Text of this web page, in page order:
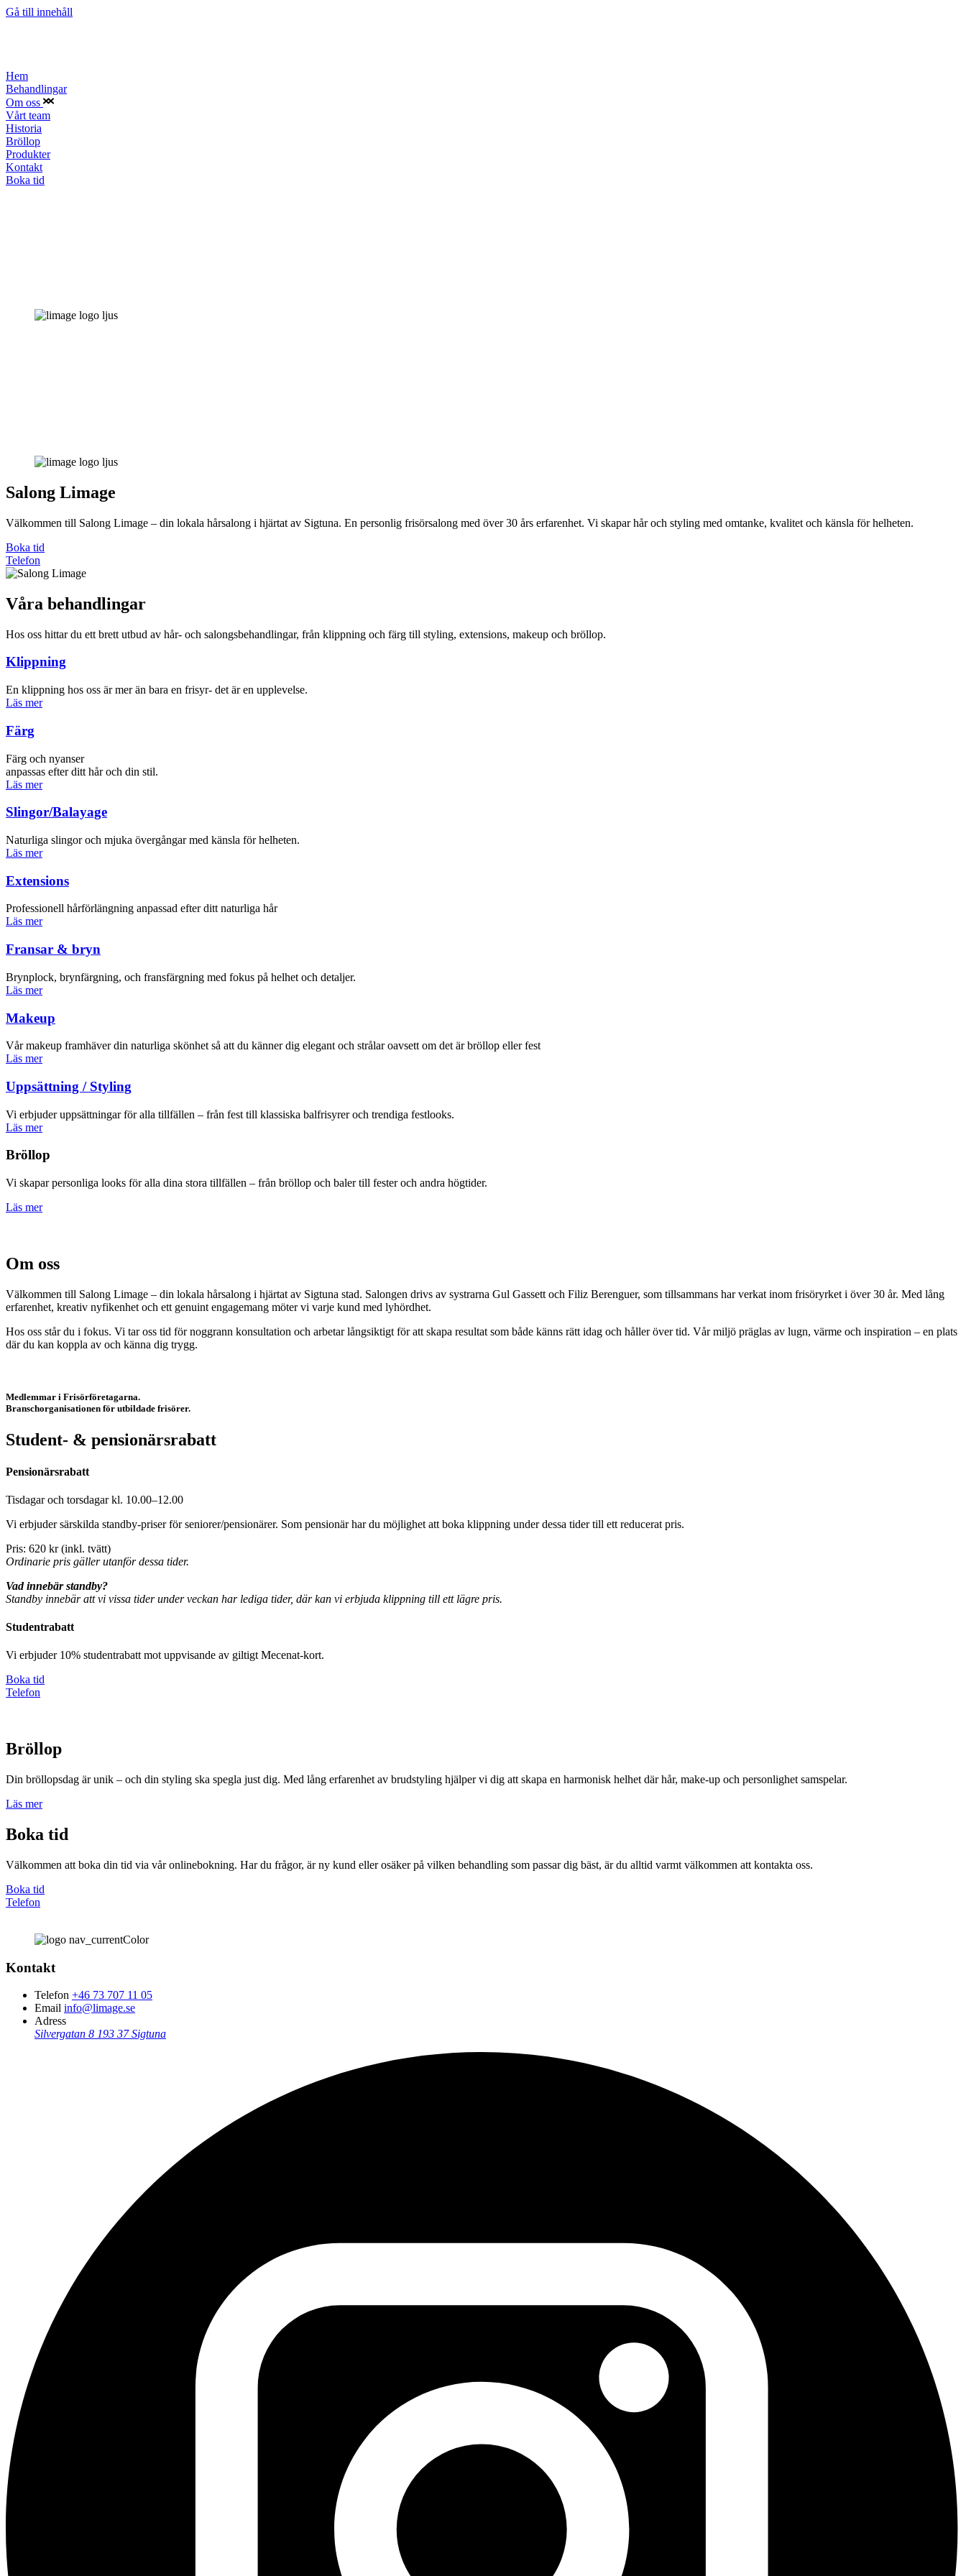
Gå till innehåll
Hem
Behandlingar
Om oss
Vårt team
Historia
Bröllop
Produkter
Kontakt
Boka tid
Salong Limage
Välkommen till Salong Limage – din lokala hårsalong i hjärtat av Sigtuna. En personlig frisörsalong med över 30 års erfarenhet. Vi skapar hår och styling med omtanke, kvalitet och känsla för helheten.
Boka tid
Telefon
Våra behandlingar
Hos oss hittar du ett brett utbud av hår- och salongsbehandlingar, från klippning och färg till styling, extensions, makeup och bröllop.
Klippning
En klippning hos oss är mer än bara en frisyr- det är en upplevelse.
Läs mer
Färg
Färg och nyanser
anpassas efter ditt hår och din stil.
Läs mer
Slingor/­­Balayage
Naturliga slingor och mjuka övergångar med känsla för helheten.
Läs mer
Extensions
Professionell hårförlängning anpassad efter ditt naturliga hår
Läs mer
Fransar & bryn
Brynplock, brynfärgning, och fransfärgning med fokus på helhet och detaljer.
Läs mer
Makeup
Vår makeup framhäver din naturliga skönhet så att du känner dig elegant och strålar oavsett om det är bröllop eller fest
Läs mer
Uppsättning / Styling
Vi erbjuder uppsättningar för alla tillfällen – från fest till klassiska balfrisyrer och trendiga festlooks.
Läs mer
Bröllop
Vi skapar personliga looks för alla dina stora tillfällen – från bröllop och baler till fester och andra högtider.
Läs mer
Om oss
Välkommen till Salong Limage – din lokala hårsalong i hjärtat av Sigtuna stad. Salongen drivs av systrarna Gul Gassett och Filiz Berenguer, som tillsammans har verkat inom frisöryrket i över 30 år. Med lång
erfarenhet, kreativ nyfikenhet och ett genuint engagemang möter vi varje kund med lyhördhet.
Hos oss står du i fokus. Vi tar oss tid för noggrann konsultation och arbetar långsiktigt för att skapa resultat som både känns rätt idag och håller över tid. Vår miljö präglas av lugn, värme och inspiration – en plats
där du kan koppla av och känna dig trygg.
Medlemmar i Frisörföretagarna.
Branschorganisationen för utbildade frisörer.
Student- & pensionärs­rabatt
Pensionärsrabatt
Tisdagar och torsdagar kl. 10.00–12.00
Vi erbjuder särskilda standby-priser för seniorer/pensionärer. Som pensionär har du möjlighet att boka klippning under dessa tider till ett reducerat pris.
Pris: 620 kr (inkl. tvätt)
Ordinarie pris gäller utanför dessa tider.
Vad innebär standby?
Standby innebär att vi vissa tider under veckan har lediga tider, där kan vi erbjuda klippning till ett lägre pris.
Studentrabatt
Vi erbjuder 10% studentrabatt mot uppvisande av giltigt Mecenat-kort.
Boka tid
Telefon
Bröllop
Din bröllopsdag är unik – och din styling ska spegla just dig. Med lång erfarenhet av brudstyling hjälper vi dig att skapa en harmonisk helhet där hår, make-up och personlighet samspelar.
Läs mer
Boka tid
Välkommen att boka din tid via vår onlinebokning. Har du frågor, är ny kund eller osäker på vilken behandling som passar dig bäst, är du alltid varmt välkommen att kontakta oss.
Boka tid
Telefon
Kontakt
Telefon +46 73 707 11 05
Email info@limage.se
Adress
Silvergatan 8 193 37 Sigtuna